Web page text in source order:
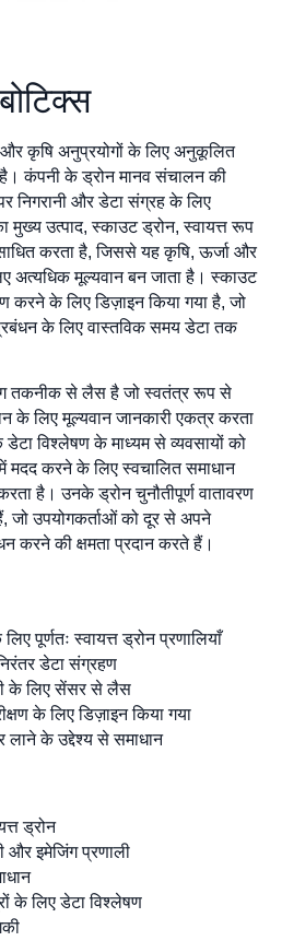
और कृषि अनुप्रयोगों के लिए अनुकूलित
है। कंपनी के ड्रोन मानव संचालन की
निगरानी और डेटा संग्रह के लिए
मुख्य उत्पाद, स्काउट ड्रोन, स्वायत्त रूप
करता है, जिससे यह कृषि, ऊर्जा और
अत्यधिक मूल्यवान बन जाता है। स्काउट
करने के लिए डिज़ाइन किया गया है, जो
के लिए वास्तविक समय डेटा तक
तकनीक से लैस है जो स्वतंत्र रूप से
के लिए मूल्यवान जानकारी एकत्र करता
विश्लेषण के माध्यम से व्यवसायों को
मदद करने के लिए स्वचालित समाधान
है। उनके ड्रोन चुनौतीपूर्ण वातावरण
जो उपयोगकर्ताओं को दूर से अपने
करने की क्षमता प्रदान करते हैं।
पूर्णतः स्वायत्त ड्रोन प्रणालियाँ
डेटा संग्रहण
के लिए सेंसर से लैस
के लिए डिज़ाइन किया गया
लाने के उद्देश्य से समाधान
ड्रोन
और इमेजिंग प्रणाली
के लिए डेटा विश्लेषण